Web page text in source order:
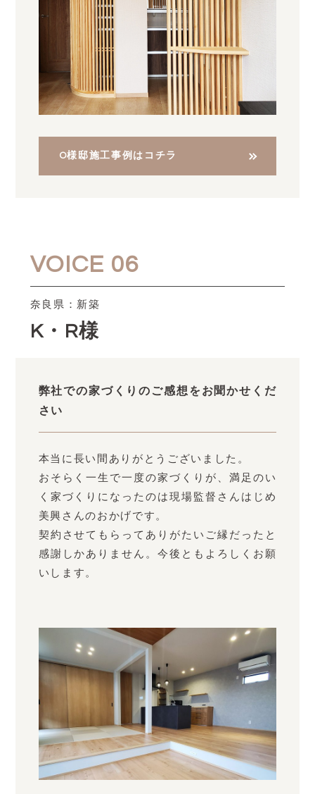
O様邸施工事例はコチラ
VOICE 06
奈良県：新築
K・R様
弊社での家づくりのご感想をお聞かせくだ
さい
本当に長い間ありがとうございました。
おそらく一生で一度の家づくりが、満足のい
く家づくりになったのは現場監督さんはじめ
美興さんのおかげです。
契約させてもらってありがたいご縁だったと
感謝しかありません。今後ともよろしくお願
いします。